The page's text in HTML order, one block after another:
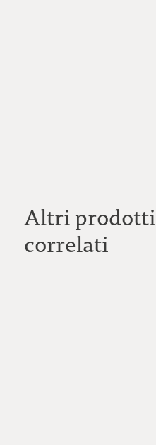
Altri prodotti
correlati